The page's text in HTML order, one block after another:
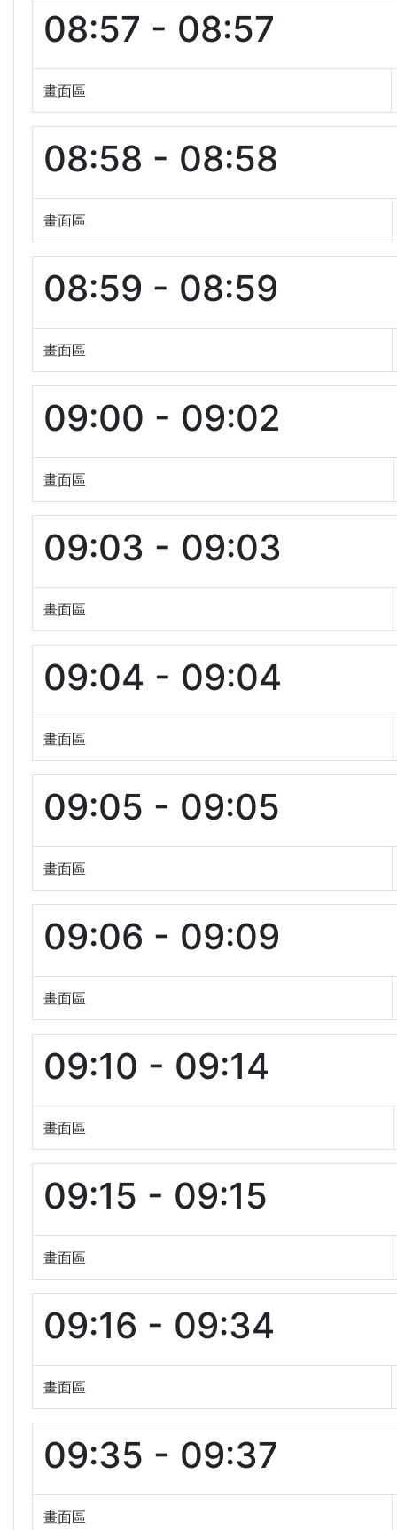
08:57 - 08:57
畫面區
08:58 - 08:58
畫面區
08:59 - 08:59
畫面區
09:00 - 09:02
畫面區
09:03 - 09:03
畫面區
09:04 - 09:04
畫面區
09:05 - 09:05
畫面區
09:06 - 09:09
畫面區
09:10 - 09:14
畫面區
09:15 - 09:15
畫面區
09:16 - 09:34
畫面區
09:35 - 09:37
畫面區